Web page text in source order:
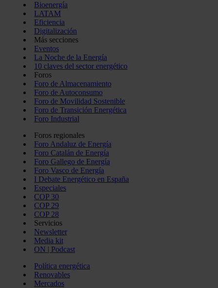
Bioenergía
LATAM
Eficiencia
Digitalización
Más secciones
Eventos
La Noche de la Energía
10 claves del sector energético
Foros
Foro de Almacenamiento
Foro de Autoconsumo
Foro de Movilidad Sostenible
Foro de Transición Energética
Foro Industrial
Foros regionales
Foro Andaluz de Energía
Foro Catalán de Energía
Foro Gallego de Energía
Foro Vasco de Energía
I Debate Energético en España
Especiales
COP 30
COP 29
COP 28
Servicios
Newsletter
Media kit
ON | Podcast
Política energética
Renovables
Mercados